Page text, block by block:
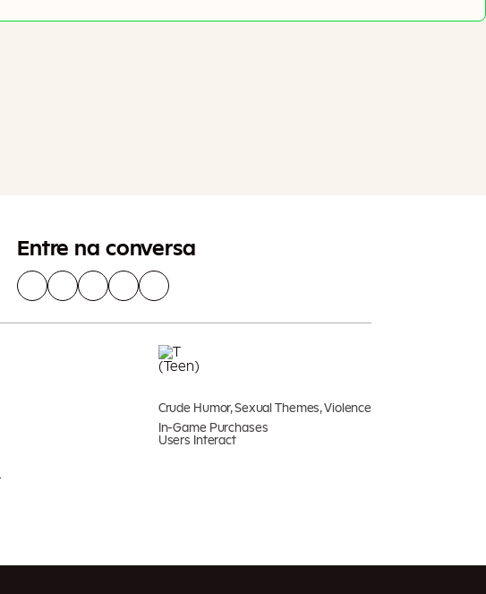
Entre na conversa
Crude Humor, Sexual Themes, Violence
In-Game Purchases
Users Interact